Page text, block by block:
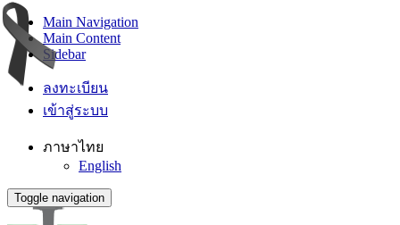
Main Navigation
Main Content
Sidebar
ลงทะเบียน
เข้าสู่ระบบ
ภาษาไทย
English
Toggle navigation